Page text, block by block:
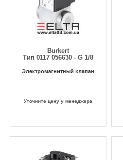
Burkert
Тип 0117 056630 - G 1/8
Электромагнитный клапан
Уточните цену у менеджера